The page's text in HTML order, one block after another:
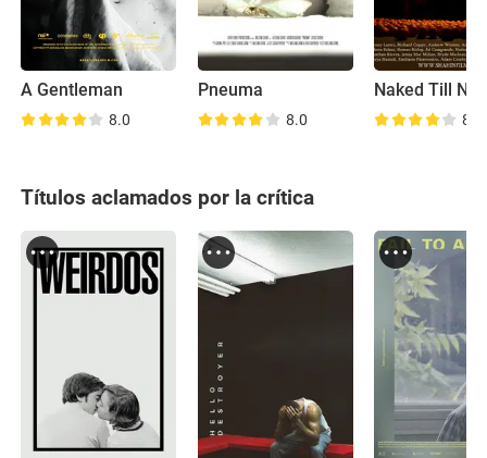
A Gentleman
8.0
Pneuma
8.0
Naked Till
8.2
Títulos aclamados por la crítica